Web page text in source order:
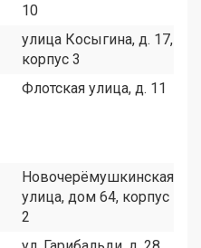
10
улица Косыгина, д. 17,
корпус 3
Флотская улица, д. 11
Новочерёмушкинская
улица, дом 64, корпус
2